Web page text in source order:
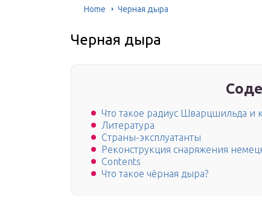
Home Черная дыра
Черная дыра
Что такое радиус Шварцшильда и
Литература
Страны-эксплуатанты
Реконструкция снаряжения
Contents
Что такое чёрная дыра?